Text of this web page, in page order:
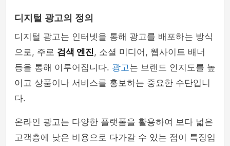
디지털 광고의 정의
디지털 광고는 인터넷을 통해 광고를 배포하는 방식
으로, 주로 검색 엔진, 소셜 미디어, 웹사이트 배너
등을 통해 이루어집니다. 광고는 브랜드 인지도를 높
이고 상품이나 서비스를 홍보하는 중요한 수단입니
다.
온라인 광고는 다양한 플랫폼을 활용하여 보다 넓은
고객층에 낮은 비용으로 다가갈 수 있는 점이 특징입